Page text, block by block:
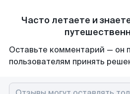
Часто летаете и
Оставьте комментарий — он
пользователям принять